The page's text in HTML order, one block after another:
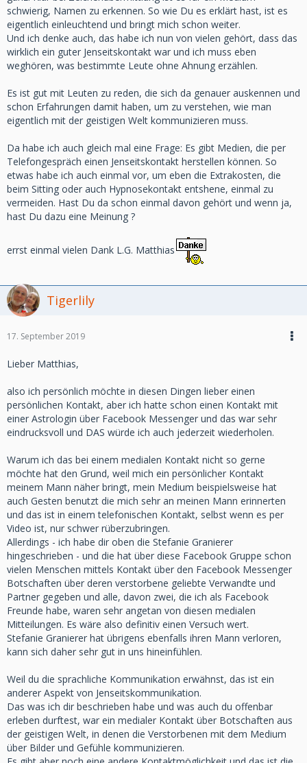
schwierig, Namen zu erkennen. So wie Du es erklärt hast, ist es
eigentlich einleuchtend und bringt mich schon weiter.
Und ich denke auch, das habe ich nun von vielen gehört, dass das
wirklich ein guter Jenseitskontakt war und ich muss eben
weghören, was bestimmte Leute ohne Ahnung erzählen.
Es ist gut mit Leuten zu reden, die sich da genauer auskennen und
schon Erfahrungen damit haben, um zu verstehen, wie man
eigentlich mit der geistigen Welt kommunizieren muss.
Da habe ich auch gleich mal eine Frage: Es gibt Medien, die per
Telefongespräch einen Jenseitskontakt herstellen können. So
etwas habe ich auch einmal vor, um eben die Extrakosten, die
beim Sitting oder auch Hypnosekontakt entshene, einmal zu
vermeiden. Hast Du da schon einmal davon gehört und wenn ja,
hast Du dazu eine Meinung ?
errst einmal vielen Dank L.G. Matthias
Tigerlily
17. September 2019
Lieber Matthias,
also ich persönlich möchte in diesen Dingen lieber einen
persönlichen Kontakt, aber ich hatte schon einen Kontakt mit
einer Astrologin über Facebook Messenger und das war sehr
eindrucksvoll und DAS würde ich auch jederzeit wiederholen.
Warum ich das bei einem medialen Kontakt nicht so gerne
möchte hat den Grund, weil mich ein persönlicher Kontakt
meinem Mann näher bringt, mein Medium beispielsweise hat
auch Gesten benutzt die mich sehr an meinen Mann erinnerten
und das ist in einem telefonischen Kontakt, selbst wenn es per
Video ist, nur schwer rüberzubringen.
Allerdings - ich habe dir oben die Stefanie Granierer
hingeschrieben - und die hat über diese Facebook Gruppe schon
vielen Menschen mittels Kontakt über den Facebook Messenger
Botschaften über deren verstorbene geliebte Verwandte und
Partner gegeben und alle, davon zwei, die ich als Facebook
Freunde habe, waren sehr angetan von diesen medialen
Mitteilungen. Es wäre also definitiv einen Versuch wert.
Stefanie Granierer hat übrigens ebenfalls ihren Mann verloren,
kann sich daher sehr gut in uns hineinfühlen.
Weil du die sprachliche Kommunikation erwähnst, das ist ein
anderer Aspekt von Jenseitskommunikation.
Das was ich dir beschrieben habe und was auch du offenbar
erleben durftest, war ein medialer Kontakt über Botschaften aus
der geistigen Welt, in denen die Verstorbenen mit dem Medium
über Bilder und Gefühle kommunizieren.